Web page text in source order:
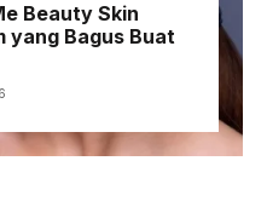
Beauty Skin
yang Bagus Buat